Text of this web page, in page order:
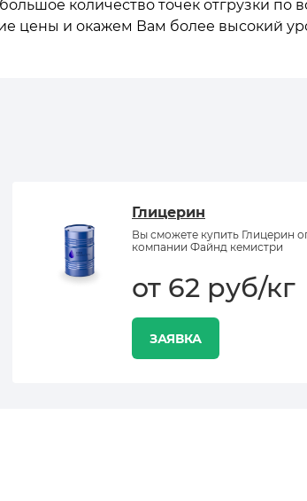
количество точек отгрузки по
цены и окажем Вам более высокий
Глицерин
Вы сможете купить Глицерин
компании Файнд кемистри
от 62 руб/кг
ЗАЯВКА